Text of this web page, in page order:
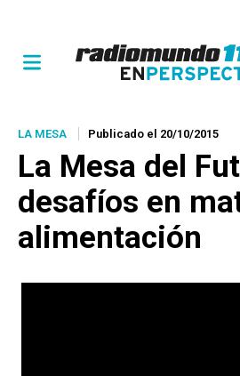
LA MESA Publicado el 20/10/2015
La Mesa del
desafíos en
alimentación